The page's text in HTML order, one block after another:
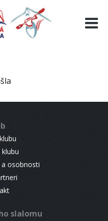
klubu
osobnosti
slalomu
19